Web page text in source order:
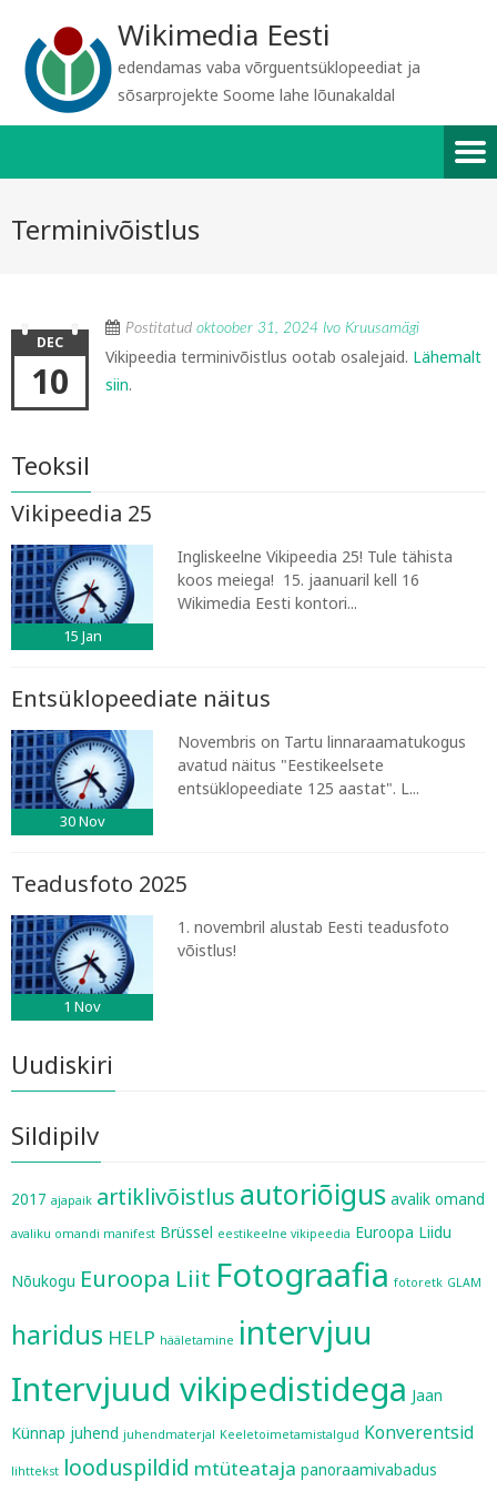
Wikimedia Eesti
edendamas vaba võrguentsüklopeediat ja
sõsarprojekte Soome lahe lõunakaldal
Terminivõistlus
Postitatud oktoober 31, 2024 Ivo Kruusamägi
DEC
10
Vikipeedia terminivõistlus ootab osalejaid. Lähemalt
siin.
Teoksil
Vikipeedia 25
15 Jan
Ingliskeelne Vikipeedia 25! Tule tähista
koos meiega! 15. jaanuaril kell 16
Wikimedia Eesti kontori...
Entsüklopeediate näitus
30Nov
Novembris on Tartu linnaraamatukogus
avatud näitus "Eestikeelsete
entsüklopeediate 125 aastat". L...
Teadusfoto 2025
1 Nov
1. novembril alustab Eesti teadusfoto
võistlus!
Uudiskiri
Sildipilv
2017 ajapaik artiklivõistlus autoriõigus avalik omand
avaliku omandi manifest Brüssel eestikeelne vikipeedia Euroopa Liidu
Nõukogu Euroopa Liit Fotograafia fotoretk GLAM
haridus HELP hääletamine intervjuu
Intervjuud vikipedistidega Jaan
Künnap juhend juhendmaterjal Keeletoimetamistalgud Konverentsid
lihttekst looduspildid mtüteataja panoraamivabadus